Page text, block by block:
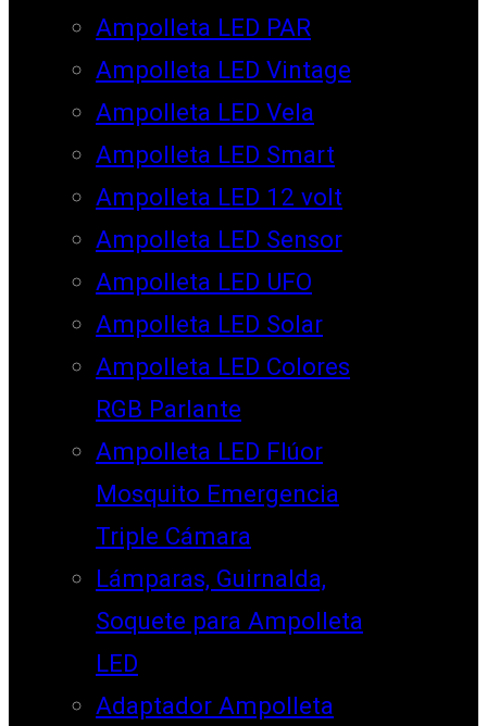
Ampolleta LED PAR
Ampolleta LED Vintage
Ampolleta LED Vela
Ampolleta LED Smart
Ampolleta LED 12 volt
Ampolleta LED Sensor
Ampolleta LED UFO
Ampolleta LED Solar
Ampolleta LED Colores
RGB Parlante
Ampolleta LED Flúor
Mosquito Emergencia
Triple Cámara
Lámparas, Guirnalda,
Soquete para Ampolleta
LED
Adaptador Ampolleta